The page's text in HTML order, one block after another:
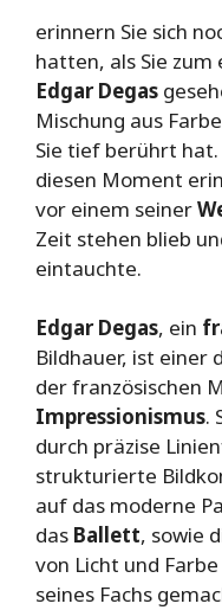
erinnern Sie sich
hatten, als Sie
Edgar Degas
Mischung aus
Sie tief berührt
diesen Moment
vor einem seiner
Zeit stehen blieb
eintauchte.
Edgar Degas, ein
Bildhauer, ist einer
der französischen
Impressionismus.
durch präzise
strukturierte
auf das moderne
das Ballett, sowie
von Licht und
seines Fachs